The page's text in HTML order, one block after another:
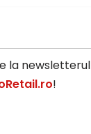
la newsletterul
!